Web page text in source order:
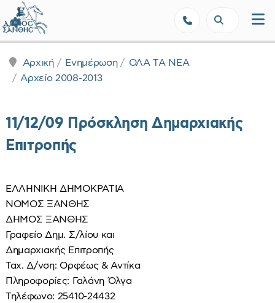
Αρχική Ενημέρωση
ΟΛΑ ΤΑ ΝΕΑ
Αρχείο 2008-2013
11/12/09 Πρόσκληση Δημαρχιακής
Επιτροπής
ΕΛΛΗΝΙΚΗ ΔΗΜΟΚΡΑΤΙΑ
ΝΟΜΟΣ ΞΑΝΘΗΣ
ΔΗΜΟΣ ΞΑΝΘΗΣ
Γραφείο Δημ. Σ/λίου και
Δημαρχιακής Επιτροπής
Ταχ. Δ/νση: Ορφέως & Αντίκα
Πληροφορίες: Γαλάνη Όλγα
Τηλέφωνο: 25410-24432